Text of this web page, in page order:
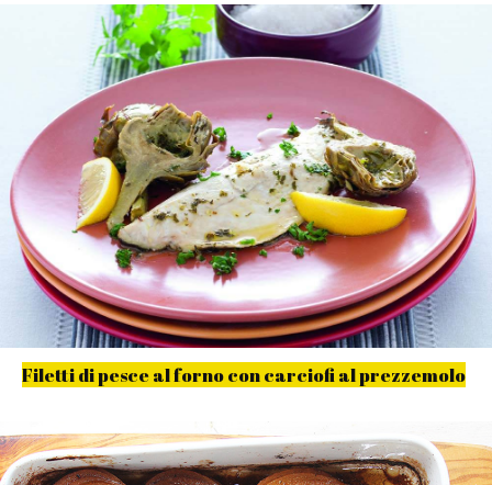
Filetti di pesce al forno con carciofi al prezzemolo